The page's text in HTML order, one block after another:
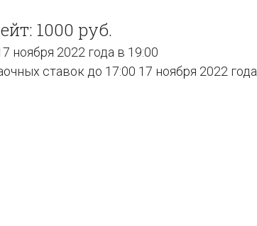
1000 руб.
ноября 2022 года в 19:00
ставок до 17:00 17 ноября 2022 года